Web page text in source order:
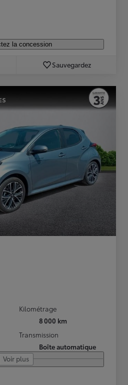
la concession
Sauvegardez
Kilométrage
8 000 km
Transmission
Boîte automatique
Voir plus